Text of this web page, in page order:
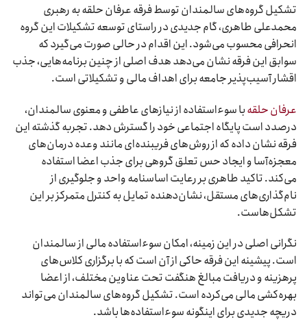
تشکیل گروه‌های سالمندان توسط فرقه عرفان حلقه به رهبری
محمدعلی طاهری، گام جدیدی در راستای توسعه تشکیلات این گروه
انحرافی محسوب می‌شود. این اقدام در حالی صورت می‌گیرد که
سوابق این فرقه نشان می‌دهد هدف اصلی از چنین برنامه‌هایی، جذب
اقشار آسیب‌پذیر جامعه برای اهداف مالی و تشکیلاتی است.
عرفان حلقهبا سوءاستفاده از نیازهای عاطفی و معنوی سالمندان،
درصدد است پایگاه اجتماعی خود را گسترش دهد. تجربه گذشته این
فرقه نشان داده که از روش‌های فریبنده‌ای مانند وعده درمان‌های
معجزه‌آسا و ایجاد حس تعلق گروهی برای جذب اعضا استفاده
می‌کند. تاکید طاهری بر رعایت اساسنامه واحد و جلوگیری از
نام‌گذاری‌های مستقل، نشان‌دهنده تمایل به کنترل متمرکز بر این
تشکل‌هاست.
نگرانی اصلی در این زمینه، امکان سوءاستفاده مالی از سالمندان
است. پیشینه این فرقه حاکی از آن است که با برگزاری کلاس‌های
پرهزینه و دریافت مبالغ هنگفت تحت عناوین مختلف، از اعضا
بهره‌کشی مالی می‌کرده است. تشکیل گروه‌های سالمندان می‌تواند
دریچه جدیدی برای اینگونه سوءاستفاده‌ها باشد.